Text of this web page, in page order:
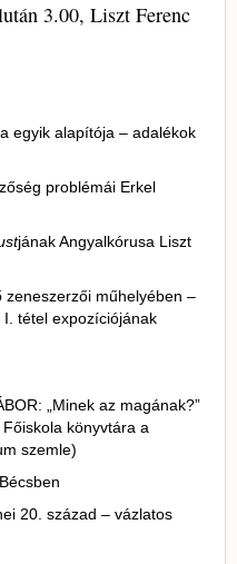
3.00, Liszt Ferenc
egyik alapítója – adalékok
problémái Erkel
jának Angyalkórusa Liszt
zeneszerzői műhelyében –
tétel expozíciójának
„Minek az magának?”
könyvtára a
szemle)
20. század – vázlatos